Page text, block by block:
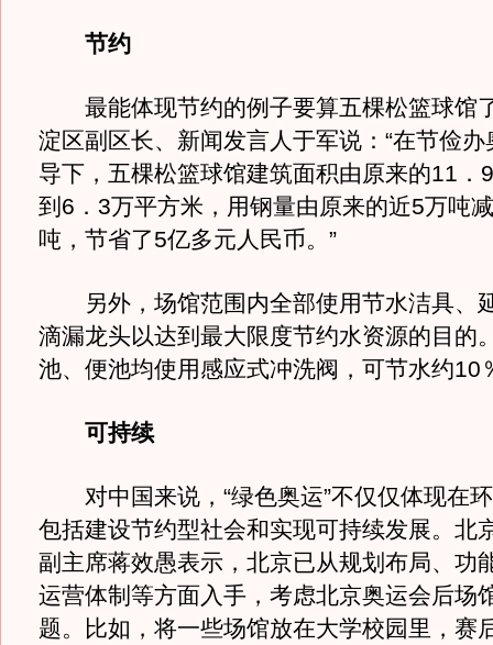
节约
最能体现节约的例子要算五棵松篮球馆
淀区副区长、新闻发言人于军说：“在节俭
导下，五棵松篮球馆建筑面积由原来的11．
到6．3万平方米，用钢量由原来的近5万吨
吨，节省了5亿多元人民币。”
另外，场馆范围内全部使用节水洁具、
滴漏龙头以达到最大限度节约水资源的目的
池、便池均使用感应式冲洗阀，可节水约10
可持续
对中国来说，“绿色奥运”不仅仅体现在
包括建设节约型社会和实现可持续发展。北
副主席蒋效愚表示，北京已从规划布局、功
运营体制等方面入手，考虑北京奥运会后场
题。比如，将一些场馆放在大学校园里，赛